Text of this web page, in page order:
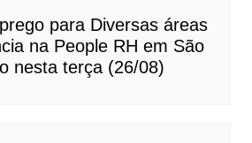
para Diversas áreas
na People RH em São
nesta terça (26/08)